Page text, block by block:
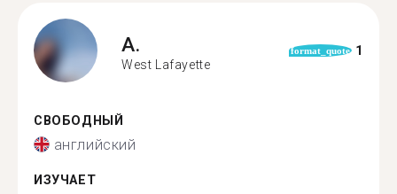
A.
West Lafayette
format_quote 1
СВОБОДНЫЙ
английский
ИЗУЧАЕТ